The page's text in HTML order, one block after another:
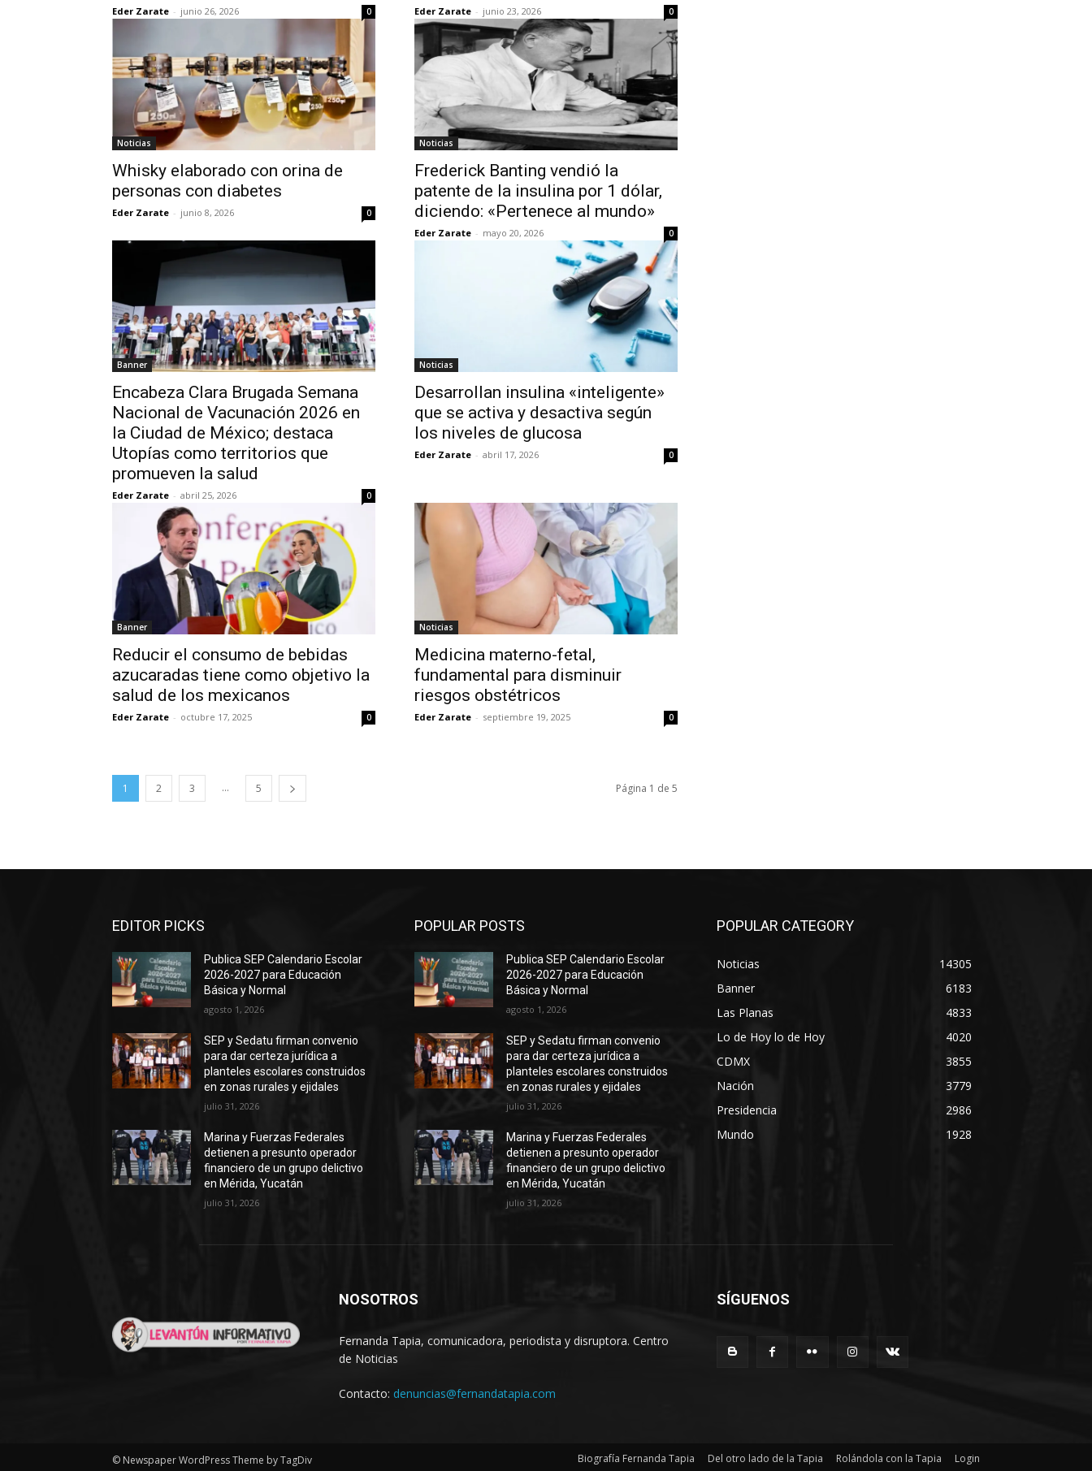
Eder Zarate - junio 26, 2026 0 Eder Zarate - junio 23, 2026 0
Noticias
Whisky elaborado con orina de
personas con diabetes
Eder Zarate - junio 8, 2026 0
Noticias
Frederick Banting vendió la
patente de la insulina por 1 dólar,
diciendo: «Pertenece al mundo»
Eder Zarate - mayo 20, 2026 0
Banner
Encabeza Clara Brugada Semana
Nacional de Vacunación 2026 en
la Ciudad de México; destaca
Utopías como territorios que
promueven la salud
Eder Zarate - abril 25, 2026 0
Noticias
Desarrollan insulina «inteligente»
que se activa y desactiva según
los niveles de glucosa
Eder Zarate - abril 17, 2026 0
Banner
Reducir el consumo de bebidas
azucaradas tiene como objetivo la
salud de los mexicanos
Eder Zarate - octubre 17, 2025 0
Noticias
Medicina materno-fetal,
fundamental para disminuir
riesgos obstétricos
Eder Zarate - septiembre 19, 2025 0
1 2 3 ... 5 Página 1 de 5
EDITOR PICKS
Publica SEP Calendario Escolar
2026-2027 para Educación
Básica y Normal
agosto 1, 2026
SEP y Sedatu firman convenio
para dar certeza jurídica a
planteles escolares construidos
en zonas rurales y ejidales
julio 31, 2026
Marina y Fuerzas Federales
detienen a presunto operador
financiero de un grupo delictivo
en Mérida, Yucatán
julio 31, 2026
POPULAR POSTS
Publica SEP Calendario Escolar
2026-2027 para Educación
Básica y Normal
agosto 1, 2026
SEP y Sedatu firman convenio
para dar certeza jurídica a
planteles escolares construidos
en zonas rurales y ejidales
julio 31, 2026
Marina y Fuerzas Federales
detienen a presunto operador
financiero de un grupo delictivo
en Mérida, Yucatán
julio 31, 2026
POPULAR CATEGORY
Noticias
14305
Banner
6183
Las Planas
4833
Lo de Hoy lo de Hoy
4020
CDMX
3855
Nación
3779
Presidencia
2986
Mundo
1928
NOSOTROS
Fernanda Tapia, comunicadora, periodista y disruptora. Centro
de Noticias
Contacto: denuncias@fernandatapia.com
SÍGUENOS
© Newspaper WordPress Theme by TagDiv Biografía Fernanda Tapia Del otro lado de la Tapia Rolándola con la Tapia Login